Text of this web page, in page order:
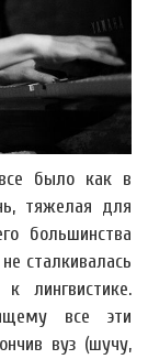
было как в
тяжелая для
большинства
сталкивалась
все эти
вуз (шучу,